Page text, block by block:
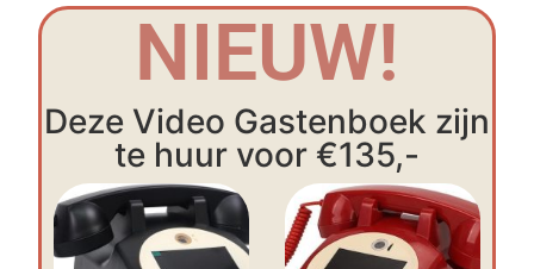
NIEUW!
Deze Video Gastenboek zijn
te huur voor €135,-